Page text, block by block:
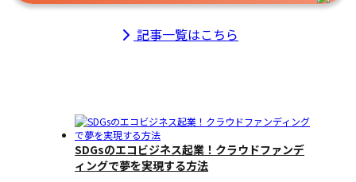
記事一覧はこちら
SDGsのエコビジネス起業！クラウドファンデ
ィングで夢を実現する方法